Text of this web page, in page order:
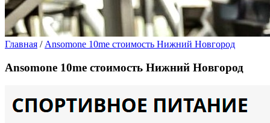
Главная / Ansomone 10me стоимость Нижний Новгород
Ansomone 10me стоимость Нижний Новгород